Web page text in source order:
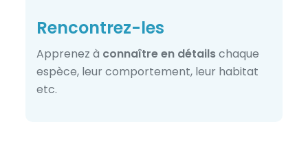
Rencontrez-les
Apprenez à connaître en détailschaque
espèce, leur comportement, leur habitat
etc.